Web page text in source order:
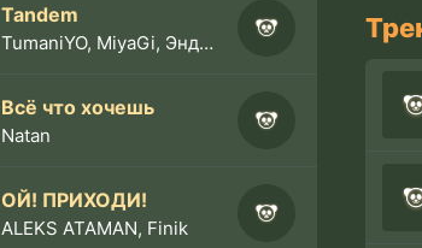
Tandem
TumaniYO, MiyaGi, Эндшпиль
Всё что хочешь
Natan
ОЙ! ПРИХОДИ!
ALEKS ATAMAN, Finik